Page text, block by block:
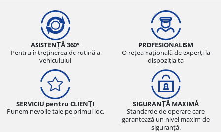
ASISTENȚĂ 360°
Pentru întreținerea de rutină a
vehiculului
PROFESIONALISM
O rețea națională de experți la
dispoziția ta
SERVICIU pentru CLIENȚI
Punem nevoile tale pe primul loc.
SIGURANȚĂ MAXIMĂ
Standarde de operare care
garantează un nivel maxim de
siguranță.